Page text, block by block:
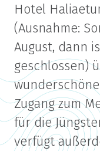
Hotel
(Ausnahme:
August, dann
geschlossen)
Zugang zum
für die
verfügt